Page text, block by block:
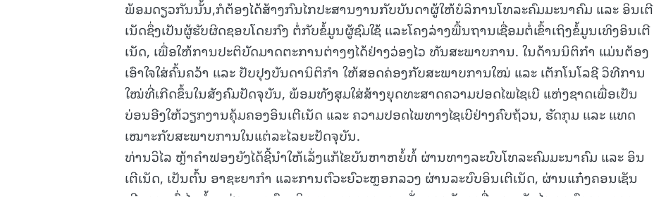
ພ້ອມດຽວກັນນັ້ນ,ກໍຕ້ອງໄດ້ສ້າງກົນໄກປະສານງານກັບບັນດາຜູ້ໃຫ້ບໍລິການໂທລະຄົມມະນາຄົມ ແລະ ອິນເຕີ
ເນັດຊຶ່ງເປັນຜູ້ຮັບຜິດຊອບໂດຍກົງ ຕໍ່ກັບຂໍ້ມູນຜູ້ຊົມໃຊ້ ແລະໂຄງລ່າງພື້ນຖານເຊື່ອມຕໍ່ເຂົ້າເຖິງຂໍ້ມູນເທິງອິນເຕີ
ເນັດ, ເພື່ອໃຫ້ການປະຕິບັດມາດຕະການຕ່າງໆໄດ້ຢ່າງວ່ອງໄວ ທັນສະພາບການ. ໃນດ້ານນິຕິກຳ ແມ່ນຕ້ອງ
ເອົາໃຈໃສ່ຄົ້ນຄວ້າ ແລະ ປັບປຸງບັນດານິຕິກຳ ໃຫ້ສອດຄ່ອງກັບສະພາບການໃໝ່ ແລະ ເຕັກໂນໂລຊີ ວິທີການ
ໃໝ່ທີ່ເກີດຂຶ້ນໃນສັງຄົມປັດຈຸບັນ, ພ້ອມທັງສຸມໃສ່ສ້າງຍຸດທະສາດຄວາມປອດໄພໄຊເບີ ແຫ່ງຊາດເພື່ອເປັນ
ບ່ອນອີງໃຫ້ວຽກງານຄຸ້ມຄອງອິນເຕີເນັດ ແລະ ຄວາມປອດໄພທາງໄຊເບີຢ່າງຄົບຖ້ວນ, ຮັດກຸມ ແລະ ແທດ
ເໝາະກັບສະພາບການໃນແຕ່ລະໄລຍະປັດຈຸບັນ.
ທ່ານວິໄລ ຫຼ້າຄຳຟອງຍັງໄດ້ຊີ້ນຳໃຫ້ເລັ່ງແກ້ໄຂບັນຫາຫຍໍ້ທໍ້ ຜ່ານທາງລະບົບໂທລະຄົມມະນາຄົມ ແລະ ອິນ
ເຕີເນັດ, ເປັນຕົ້ນ ອາຊະຍາກໍາ ແລະການຕົວະຍົວະຫຼອກລວງ ຜ່ານລະບົບອິນເຕີເນັດ, ຜ່ານແກ໋ງຄອນເຊັນ